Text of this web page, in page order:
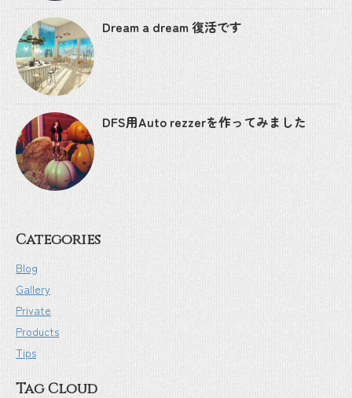
Dream a dream 復活です
DFS用Auto rezzerを作ってみました
Categories
Blog
Gallery
Private
Products
Tips
Tag Cloud